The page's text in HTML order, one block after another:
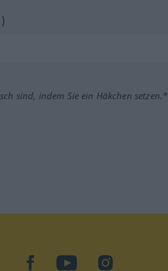
sind, indem Sie ein Häkchen setzen.*
facebookYouTubeInstagram